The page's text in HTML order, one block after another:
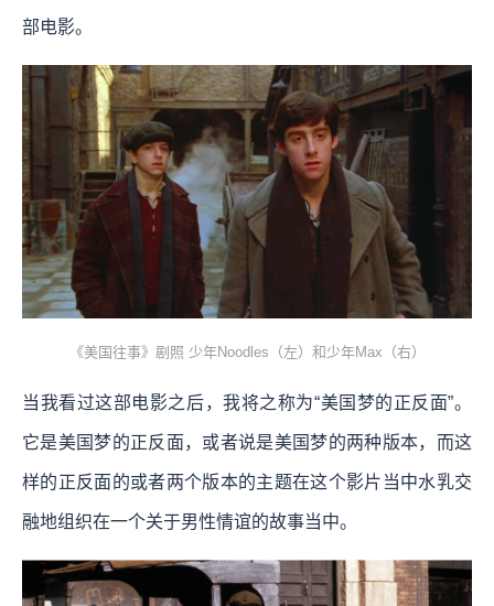
部电影。
《美国往事》剧照 少年Noodles（左）和少年Max（右）
当我看过这部电影之后，我将之称为“美国梦的正反面”。
它是美国梦的正反面，或者说是美国梦的两种版本，而这
样的正反面的或者两个版本的主题在这个影片当中水乳交
融地组织在一个关于男性情谊的故事当中。